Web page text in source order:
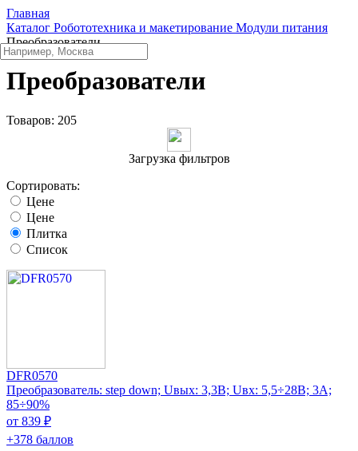
Главная
Каталог Робототехника и макетирование Модули питания
Преобразователи
Преобразователи
Товаров: 205
Загрузка фильтров
Сортировать:
Цене
Цене
Плитка
Список
DFR0570
Преобразователь: step down; Uвых: 3,3В; Uвх: 5,5÷28В; 3А;
85÷90%
от 839 ₽
+378 баллов